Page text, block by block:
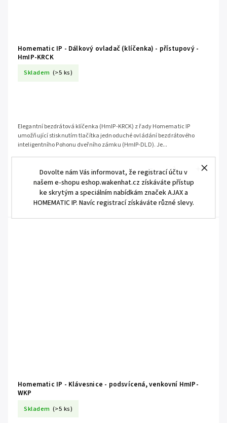
Dovolte nám Vás informovat, že registrací účtu v
našem e-shopu eshop.wakenhat.cz získáváte přístup
ke skrytým a speciálním nabídkám značek AJAX a
HOMEMATIC IP. Navíc registrací získáváte různé slevy.
Homematic IP - Dálkový ovladač (klíčenka) - přístupový -
HmIP-KRCK
Skladem (>5 ks)
Elegantní bezdrátová klíčenka (HmIP-KRCK) z řady Homematic IP
umožňující stisknutím tlačítka jednoduché ovládání bezdrátového
inteligentního Pohonu dveřního zámku (HmIP-DLD). Je...
Homematic IP - Klávesnice - podsvícená, venkovní HmIP-
WKP
Skladem (>5 ks)